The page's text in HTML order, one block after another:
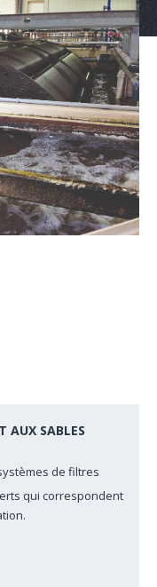
AUX SABLES
de filtres
qui correspondent